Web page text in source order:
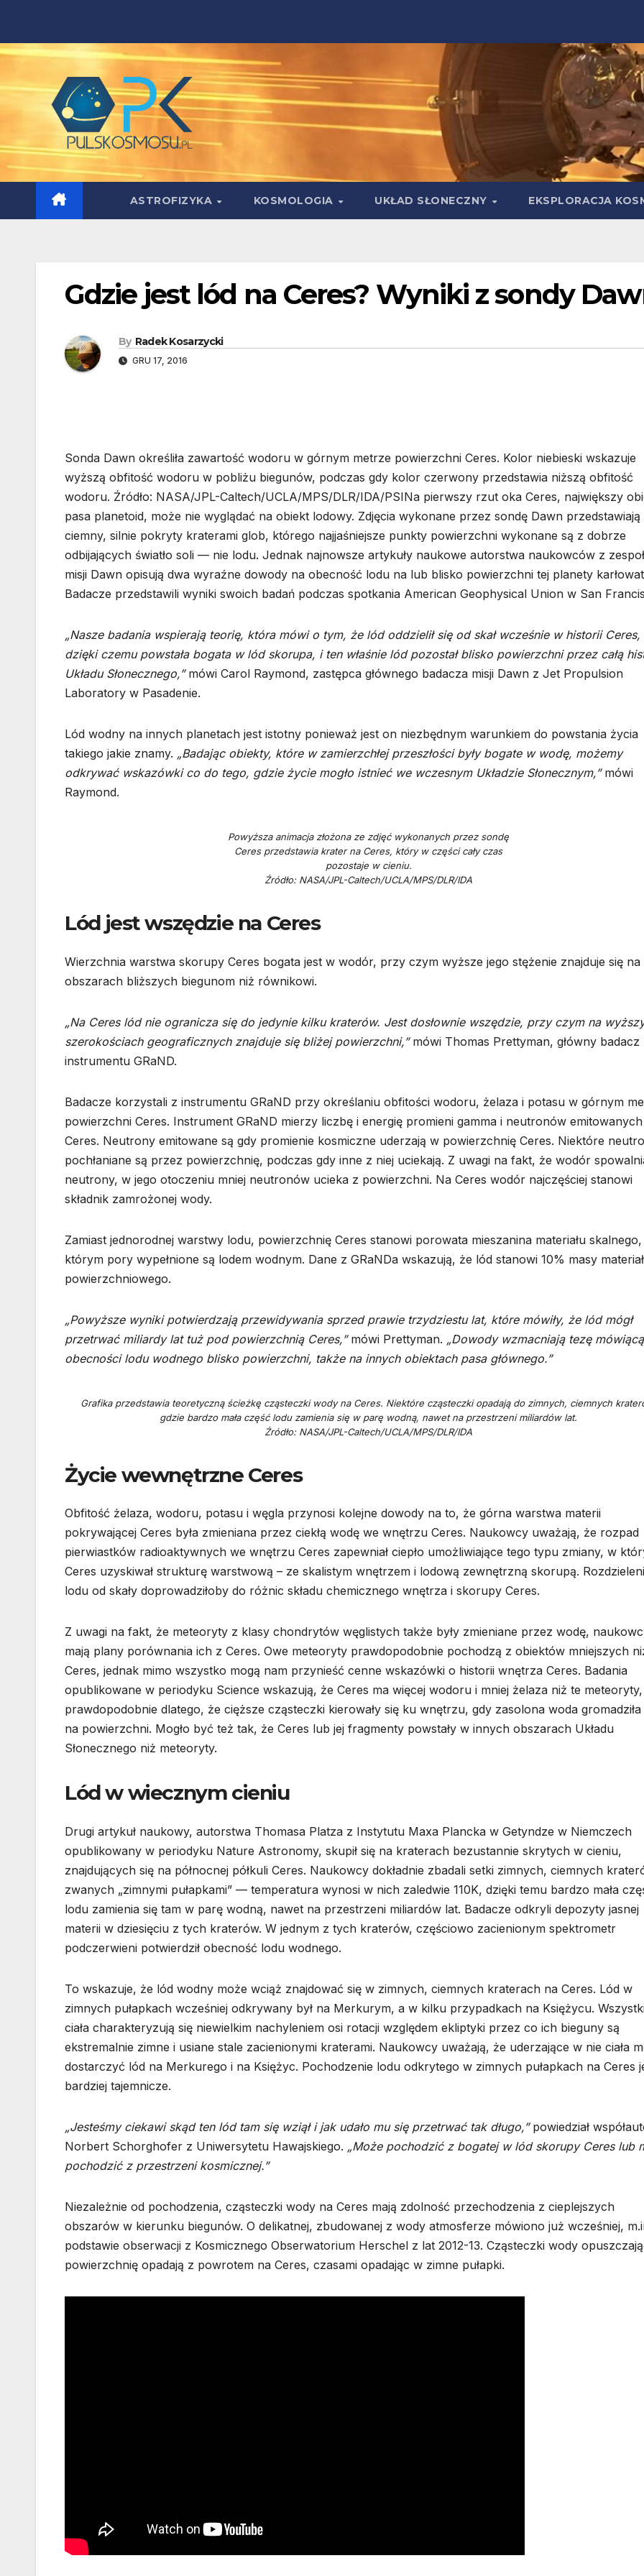
content
ASTROFIZYKA KOSMOLOGIA UKŁAD SŁONECZNY EKSPLORACJA
Gdzie jest lód na Ceres? Wyniki z sondy
By Radek Kosarzycki
GRU 17, 2016
Sonda Dawn określiła zawartość wodoru w górnym metrze powierzchni Ceres. Kolor niebieski wskazuje
wyższą obfitość wodoru w pobliżu biegunów, podczas gdy kolor czerwony przedstawia niższą obfitość
wodoru. Źródło: NASA/JPL-Caltech/UCLA/MPS/DLR/IDA/PSINa pierwszy rzut oka Ceres, największy
pasa planetoid, może nie wyglądać na obiekt lodowy. Zdjęcia wykonane przez sondę Dawn przedstawiają
ciemny, silnie pokryty kraterami glob, którego najjaśniejsze punkty powierzchni wykonane są z dobrze
odbijających światło soli — nie lodu. Jednak najnowsze artykuły naukowe autorstwa naukowców z
misji Dawn opisują dwa wyraźne dowody na obecność lodu na lub blisko powierzchni tej planety
Badacze przedstawili wyniki swoich badań podczas spotkania American Geophysical Union w San
„Nasze badania wspierają teorię, która mówi o tym, że lód oddzielił się od skał wcześnie w historii Ceres,
dzięki czemu powstała bogata w lód skorupa, i ten właśnie lód pozostał blisko powierzchni przez całą
Układu Słonecznego,”mówi Carol Raymond, zastępca głównego badacza misji Dawn z Jet Propulsion
Laboratory w Pasadenie.
Lód wodny na innych planetach jest istotny ponieważ jest on niezbędnym warunkiem do powstania życia
takiego jakie znamy. „Badając obiekty, które w zamierzchłej przeszłości były bogate w wodę, możemy
odkrywać wskazówki co do tego, gdzie życie mogło istnieć we wczesnym Układzie Słonecznym,”mówi
Raymond.
Powyższa animacja złożona ze zdjęć wykonanych przez sondę
Ceres przedstawia krater na Ceres, który w części cały czas
pozostaje w cieniu.
Źródło: NASA/JPL-Caltech/UCLA/MPS/DLR/IDA
Lód jest wszędzie na Ceres
Wierzchnia warstwa skorupy Ceres bogata jest w wodór, przy czym wyższe jego stężenie znajduje się na
obszarach bliższych biegunom niż równikowi.
„Na Ceres lód nie ogranicza się do jedynie kilku kraterów. Jest dosłownie wszędzie, przy czym na
szerokościach geograficznych znajduje się bliżej powierzchni,”mówi Thomas Prettyman, główny badacz
instrumentu GRaND.
Badacze korzystali z instrumentu GRaND przy określaniu obfitości wodoru, żelaza i potasu w górnym
powierzchni Ceres. Instrument GRaND mierzy liczbę i energię promieni gamma i neutronów
Ceres. Neutrony emitowane są gdy promienie kosmiczne uderzają w powierzchnię Ceres. Niektóre
pochłaniane są przez powierzchnię, podczas gdy inne z niej uciekają. Z uwagi na fakt, że wodór
neutrony, w jego otoczeniu mniej neutronów ucieka z powierzchni. Na Ceres wodór najczęściej stanowi
składnik zamrożonej wody.
Zamiast jednorodnej warstwy lodu, powierzchnię Ceres stanowi porowata mieszanina materiału
którym pory wypełnione są lodem wodnym. Dane z GRaNDa wskazują, że lód stanowi 10% masy
powierzchniowego.
„Powyższe wyniki potwierdzają przewidywania sprzed prawie trzydziestu lat, które mówiły, że lód mógł
przetrwać miliardy lat tuż pod powierzchnią Ceres,”mówi Prettyman. „Dowody wzmacniają tezę
obecności lodu wodnego blisko powierzchni, także na innych obiektach pasa głównego.”
Grafika przedstawia teoretyczną ścieżkę cząsteczki wody na Ceres. Niektóre cząsteczki opadają do zimnych, ciemnych
gdzie bardzo mała część lodu zamienia się w parę wodną, nawet na przestrzeni miliardów lat.
Źródło: NASA/JPL-Caltech/UCLA/MPS/DLR/IDA
Życie wewnętrzne Ceres
Obfitość żelaza, wodoru, potasu i węgla przynosi kolejne dowody na to, że górna warstwa materii
pokrywającej Ceres była zmieniana przez ciekłą wodę we wnętrzu Ceres. Naukowcy uważają, że rozpad
pierwiastków radioaktywnych we wnętrzu Ceres zapewniał ciepło umożliwiające tego typu zmiany, w
Ceres uzyskiwał strukturę warstwową – ze skalistym wnętrzem i lodową zewnętrzną skorupą.
lodu od skały doprowadziłoby do różnic składu chemicznego wnętrza i skorupy Ceres.
Z uwagi na fakt, że meteoryty z klasy chondrytów węglistych także były zmieniane przez wodę,
mają plany porównania ich z Ceres. Owe meteoryty prawdopodobnie pochodzą z obiektów mniejszych
Ceres, jednak mimo wszystko mogą nam przynieść cenne wskazówki o historii wnętrza Ceres. Badania
opublikowane w periodyku Science wskazują, że Ceres ma więcej wodoru i mniej żelaza niż te meteoryty,
prawdopodobnie dlatego, że cięższe cząsteczki kierowały się ku wnętrzu, gdy zasolona woda gromadziła
na powierzchni. Mogło być też tak, że Ceres lub jej fragmenty powstały w innych obszarach Układu
Słonecznego niż meteoryty.
Lód w wiecznym cieniu
Drugi artykuł naukowy, autorstwa Thomasa Platza z Instytutu Maxa Plancka w Getyndze w Niemczech
opublikowany w periodyku Nature Astronomy, skupił się na kraterach bezustannie skrytych w cieniu,
znajdujących się na północnej półkuli Ceres. Naukowcy dokładnie zbadali setki zimnych, ciemnych
zwanych „zimnymi pułapkami” — temperatura wynosi w nich zaledwie 110K, dzięki temu bardzo mała
lodu zamienia się tam w parę wodną, nawet na przestrzeni miliardów lat. Badacze odkryli depozyty jasnej
materii w dziesięciu z tych kraterów. W jednym z tych kraterów, częściowo zacienionym spektrometr
podczerwieni potwierdził obecność lodu wodnego.
To wskazuje, że lód wodny może wciąż znajdować się w zimnych, ciemnych kraterach na Ceres. Lód w
zimnych pułapkach wcześniej odkrywany był na Merkurym, a w kilku przypadkach na Księżycu.
ciała charakteryzują się niewielkim nachyleniem osi rotacji względem ekliptyki przez co ich bieguny są
ekstremalnie zimne i usiane stale zacienionymi kraterami. Naukowcy uważają, że uderzające w nie ciała
dostarczyć lód na Merkurego i na Księżyc. Pochodzenie lodu odkrytego w zimnych pułapkach na Ceres
bardziej tajemnicze.
„Jesteśmy ciekawi skąd ten lód tam się wziął i jak udało mu się przetrwać tak długo,”powiedział
Norbert Schorghofer z Uniwersytetu Hawajskiego. „Może pochodzić z bogatej w lód skorupy Ceres lub
pochodzić z przestrzeni kosmicznej.”
Niezależnie od pochodzenia, cząsteczki wody na Ceres mają zdolność przechodzenia z cieplejszych
obszarów w kierunku biegunów. O delikatnej, zbudowanej z wody atmosferze mówiono już wcześniej,
podstawie obserwacji z Kosmicznego Obserwatorium Herschel z lat 2012-13. Cząsteczki wody
powierzchnię opadają z powrotem na Ceres, czasami opadając w zimne pułapki.